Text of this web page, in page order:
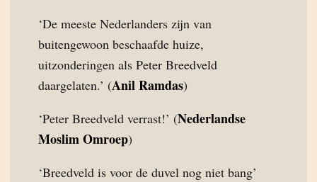
‘De meeste Nederlanders zijn van
buitengewoon beschaafde huize,
uitzonderingen als Peter Breedveld
daargelaten.’ (Anil Ramdas)
‘Peter Breedveld verrast!’ (Nederlandse
Moslim Omroep)
‘Breedveld is voor de duvel nog niet bang’